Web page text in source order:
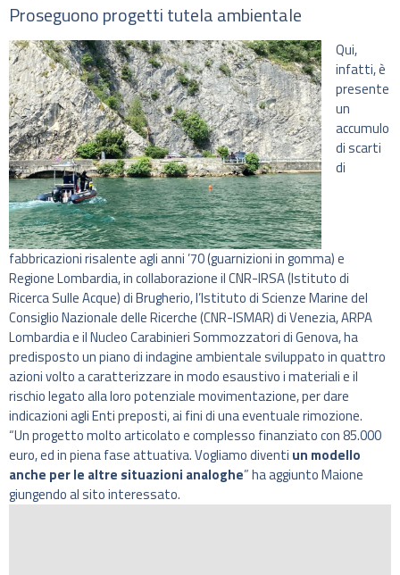
Proseguono progetti tutela ambientale
Qui,
infatti, è
presente
un
accumulo
di scarti
di
fabbricazioni risalente agli anni ’70 (guarnizioni in gomma) e
Regione Lombardia, in collaborazione il CNR-IRSA (Istituto di
Ricerca Sulle Acque) di Brugherio, l’Istituto di Scienze Marine del
Consiglio Nazionale delle Ricerche (CNR-ISMAR) di Venezia, ARPA
Lombardia e il Nucleo Carabinieri Sommozzatori di Genova, ha
predisposto un piano di indagine ambientale sviluppato in quattro
azioni volto a caratterizzare in modo esaustivo i materiali e il
rischio legato alla loro potenziale movimentazione, per dare
indicazioni agli Enti preposti, ai fini di una eventuale rimozione.
“Un progetto molto articolato e complesso finanziato con 85.000
euro, ed in piena fase attuativa. Vogliamo diventi un modello
anche per le altre situazioni analoghe” ha aggiunto Maione
giungendo al sito interessato.